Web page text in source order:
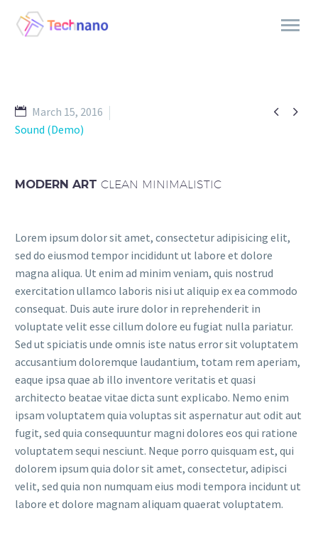
 
March 15, 2016
Sound (Demo)
MODERN ART CLEAN MINIMALISTIC
Lorem ipsum dolor sit amet, consectetur adipisicing elit,
sed do eiusmod tempor incididunt ut labore et dolore
magna aliqua. Ut enim ad minim veniam, quis nostrud
exercitation ullamco laboris nisi ut aliquip ex ea commodo
consequat. Duis aute irure dolor in reprehenderit in
voluptate velit esse cillum dolore eu fugiat nulla pariatur.
Sed ut spiciatis unde omnis iste natus error sit voluptatem
accusantium doloremque laudantium, totam rem aperiam,
eaque ipsa quae ab illo inventore veritatis et quasi
architecto beatae vitae dicta sunt explicabo. Nemo enim
ipsam voluptatem quia voluptas sit aspernatur aut odit aut
fugit, sed quia consequuntur magni dolores eos qui ratione
voluptatem sequi nesciunt. Neque porro quisquam est, qui
dolorem ipsum quia dolor sit amet, consectetur, adipisci
velit, sed quia non numquam eius modi tempora incidunt ut
labore et dolore magnam aliquam quaerat voluptatem.